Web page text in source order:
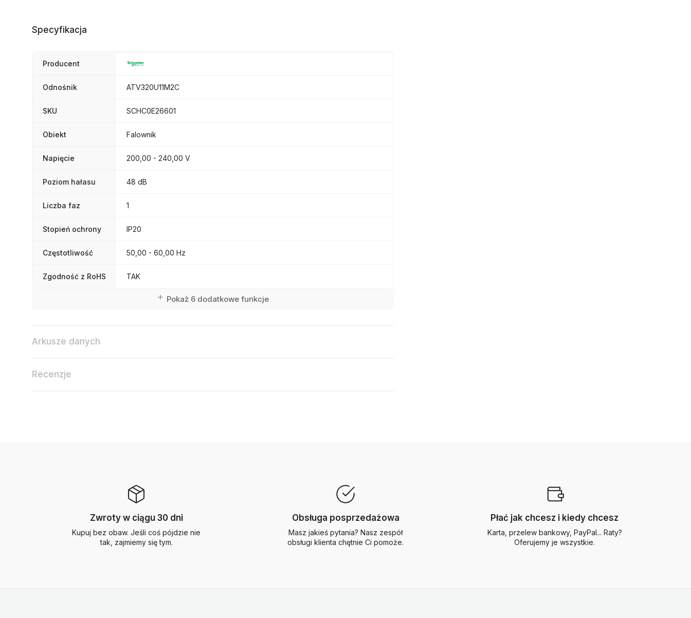
Specyfikacja
Producent
Odnośnik ATV320U11M2C
SKU SCHC0E26601
Obiekt Falownik
Napięcie 200,00 - 240,00 V
Poziom hałasu 48 dB
Liczba faz 1
Stopień ochrony IP20
Częstotliwość 50,00 - 60,00 Hz
Zgodność z RoHS TAK
Pokaż 6 dodatkowe funkcje
Arkusze danych
Recenzje
Zwroty w ciągu 30 dni
Kupuj bez obaw. Jeśli coś pójdzie nie
tak, zajmiemy się tym.
Obsługa posprzedażowa
Masz jakieś pytania? Nasz zespół
obsługi klienta chętnie Ci pomoże.
Płać jak chcesz i kiedy chcesz
Karta, przelew bankowy, PayPal... Raty?
Oferujemy je wszystkie.